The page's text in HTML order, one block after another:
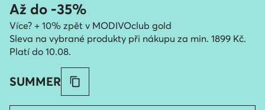
Až do -35%
Více? + 10% zpět v MODIVOclub gold
Sleva na vybrané produkty při nákupu za min. 1899 Kč.
Platí do 10.08.
SUMMER